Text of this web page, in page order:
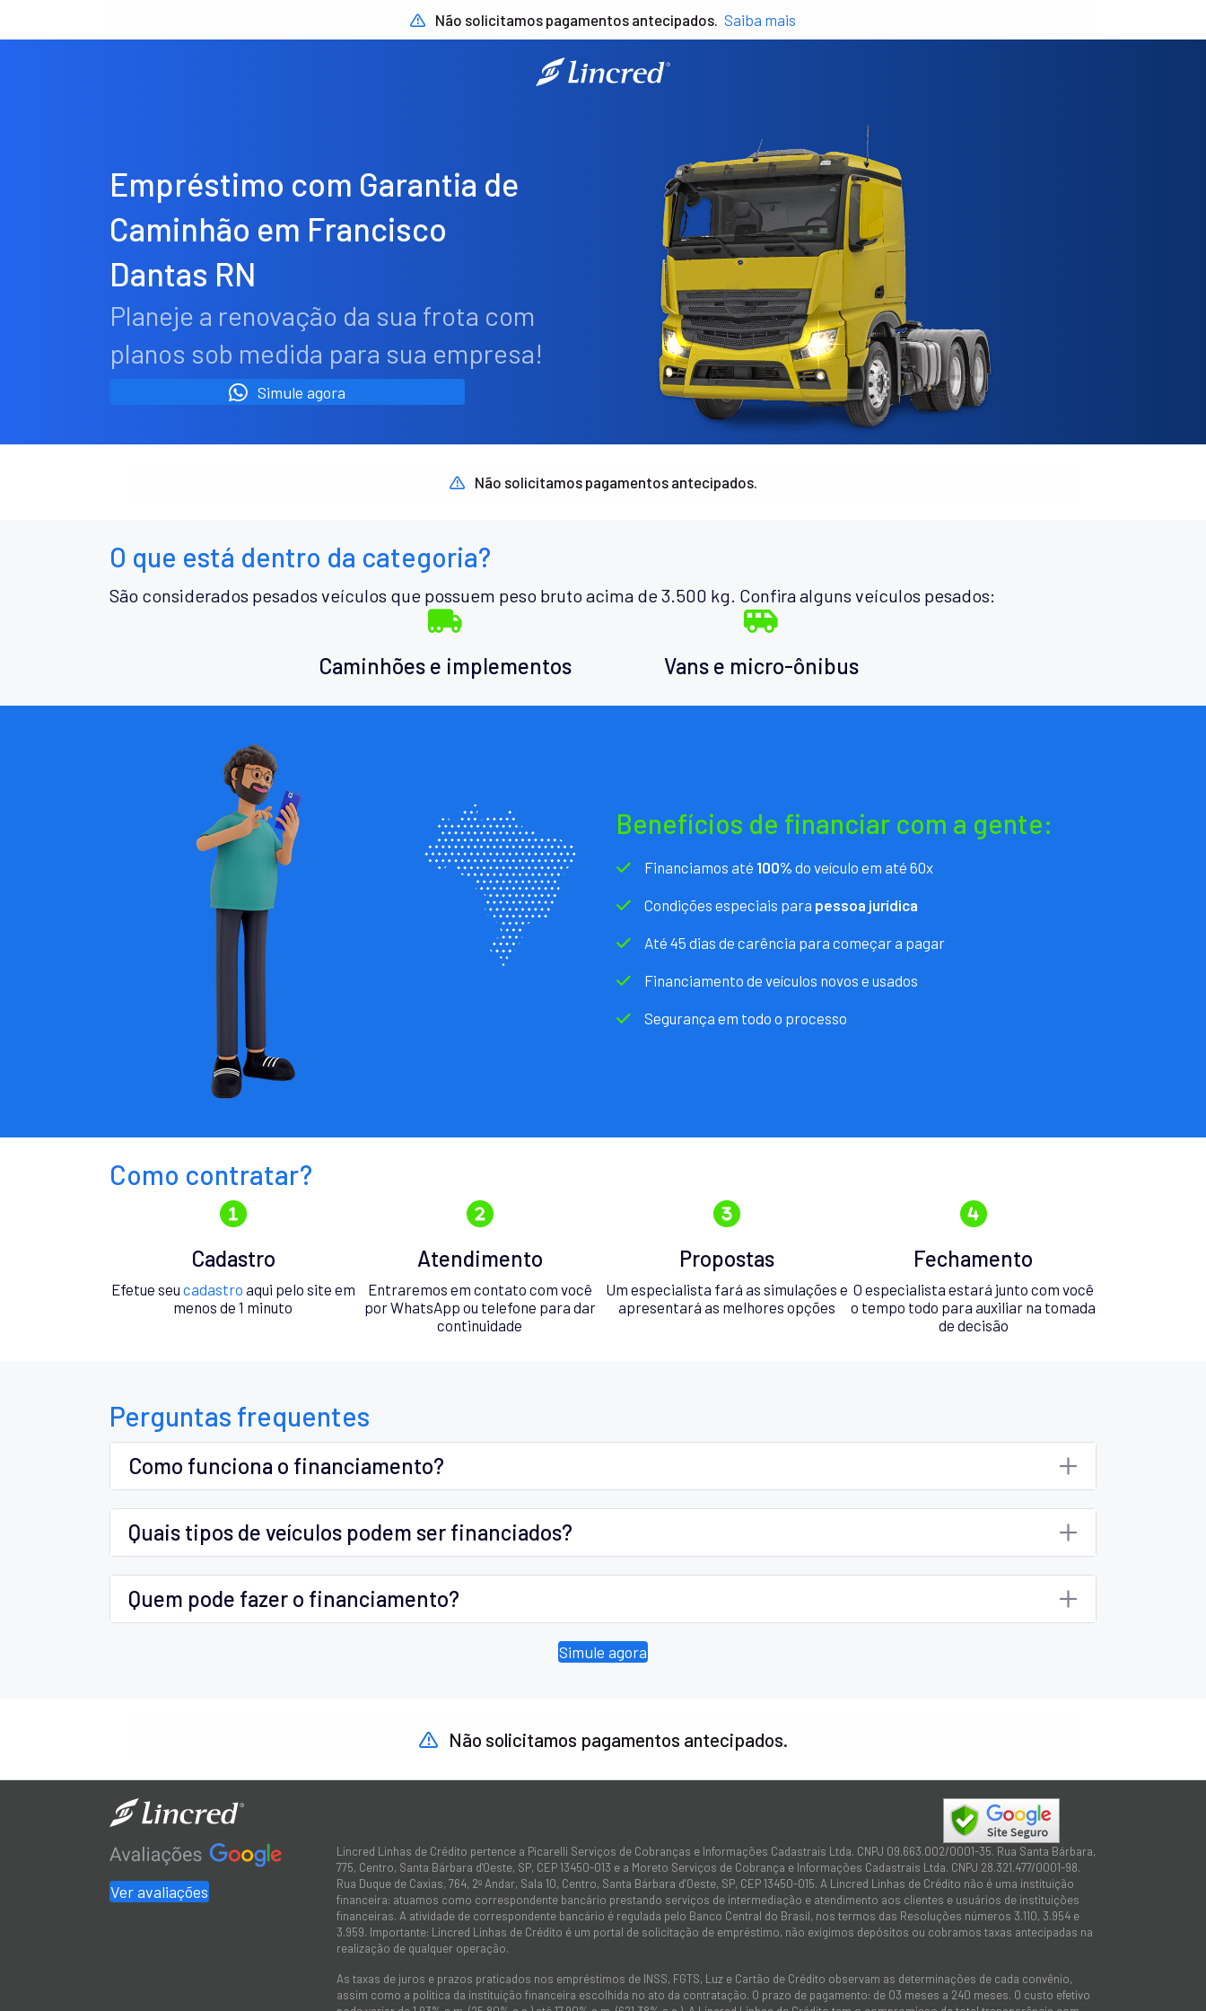
Não solicitamos pagamentos antecipados. Saiba mais
Empréstimo com Garantia de
Caminhão em Francisco
Dantas RN
Planeje a renovação da sua frota com
planos sob medida para sua empresa!
Simule agora
Não solicitamos pagamentos antecipados.
O que está dentro da categoria?
São considerados pesados veículos que possuem peso bruto acima de 3.500 kg. Confira alguns veículos pesados:
Caminhões e implementos Vans e micro-ônibus
Benefícios de financiar com a gente:
Financiamos até 100% do veículo em até 60x
Condições especiais para pessoa jurídica
Até 45 dias de carência para começar a pagar
Financiamento de veículos novos e usados
Segurança em todo o processo
Como contratar?
Cadastro
Efetue seu cadastro aqui pelo site em
menos de 1 minuto
Atendimento
Entraremos em contato com você
por WhatsApp ou telefone para dar
continuidade
Propostas
Um especialista fará as simulações e
apresentará as melhores opções
Fechamento
O especialista estará junto com você
o tempo todo para auxiliar na tomada
de decisão
Perguntas frequentes
Como funciona o financiamento?
Quais tipos de veículos podem ser financiados?
Quem pode fazer o financiamento?
Simule agora
Não solicitamos pagamentos antecipados.
Ver avaliações
Lincred Linhas de Crédito pertence a Picarelli Serviços de Cobranças e Informações Cadastrais Ltda. CNPJ 09.663.002/0001-35. Rua Santa Bárbara,
775, Centro, Santa Bárbara d'Oeste, SP, CEP 13450-013 e a Moreto Serviços de Cobrança e Informações Cadastrais Ltda. CNPJ 28.321.477/0001-98.
Rua Duque de Caxias, 764, 2º Andar, Sala 10, Centro, Santa Bárbara d’Oeste, SP, CEP 13450-015. A Lincred Linhas de Crédito não é uma instituição
financeira: atuamos como correspondente bancário prestando serviços de intermediação e atendimento aos clientes e usuários de instituições
financeiras. A atividade de correspondente bancário é regulada pelo Banco Central do Brasil, nos termos das Resoluções números 3.110, 3.954 e
3.959. Importante: Lincred Linhas de Crédito é um portal de solicitação de empréstimo, não exigimos depósitos ou cobramos taxas antecipadas na
realização de qualquer operação.
As taxas de juros e prazos praticados nos empréstimos de INSS, FGTS, Luz e Cartão de Crédito observam as determinações de cada convênio,
assim como a política da instituição financeira escolhida no ato da contratação. O prazo de pagamento: de 03 meses a 240 meses. O custo efetivo